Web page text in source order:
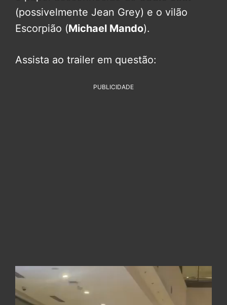
(possivelmente Jean Grey) e o vilão
Escorpião (Michael Mando).
Assista ao trailer em questão:
PUBLICIDADE